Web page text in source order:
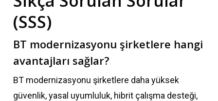
(SSS)
BT modernizasyonu şirketlere hangi
avantajları sağlar?
BT modernizasyonu şirketlere daha yüksek
güvenlik, yasal uyumluluk, hibrit çalışma desteği,